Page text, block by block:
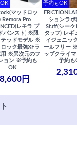
マッドロッ
Remora Pro
レモラ プ
バンスト) ※限
テッドモデル ※
ック最強XFラ
用 ※異次元のフ
ョン ※予約も
OK
円
予約もOK
ションラボ
Stuff(シーク
タッフ) レギ
イジェニッ
ールフリー
ップクライ
予約も